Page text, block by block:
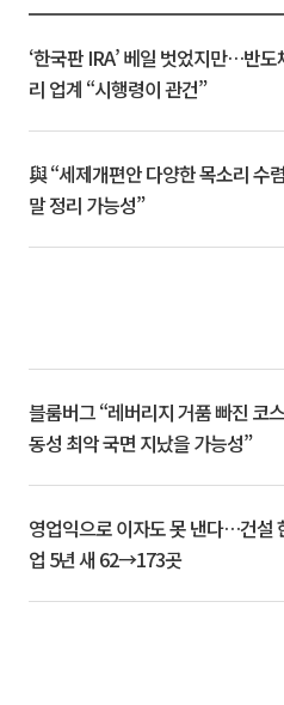
‘한국판 IRA’ 베일 벗었지만…반도
리 업계 “시행령이 관건”
與 “세제개편안 다양한 목소리 수
말 정리 가능성”
블룸버그 “레버리지 거품 빠진 코
동성 최악 국면 지났을 가능성”
영업익으로 이자도 못 낸다…건설
업 5년 새 62→173곳